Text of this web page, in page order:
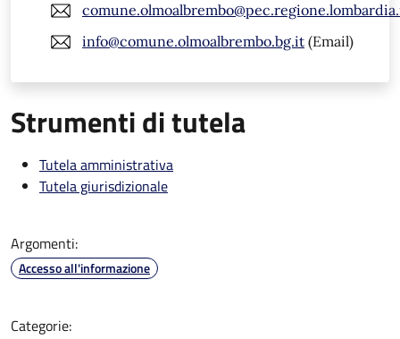
info@comune.olmoalbrembo.bg.it (Email)
Strumenti di tutela
Tutela amministrativa
Tutela giurisdizionale
Argomenti:
Accesso all'informazione
Categorie: